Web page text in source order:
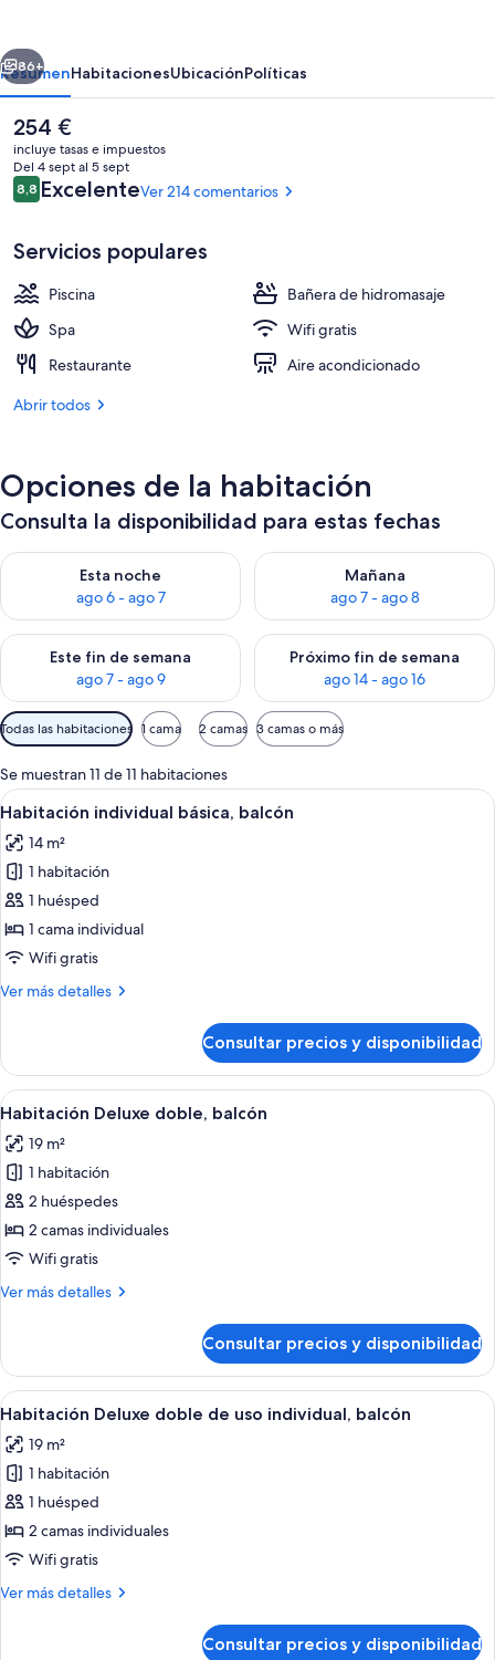
Suites
–
Adults
Only
+16
Playa
Siguiente
86+
ResumenHabitacionesUbicaciónPolíticas
El
precio
actual
es
de
254 €
incluye tasas e impuestos
Del 4 sept al 5 sept
Comentarios
8,88,8 de 10
ExcelenteVer 214 comentarios
Servicios populares
Piscina
Bañera de hidromasaje
Spa
Wifi gratis
Restaurante
Aire acondicionado
Abrir todos
Opciones de la habitación
Consulta la disponibilidad para estas fechas
Esta noche
ago 6 - ago 7
Consulta la disponibilidad para esta noche, ago 6 - ago 7
Mañana
ago 7 - ago 8
Consulta la disponibilidad
Este fin de semana
ago 7 - ago 9
Consulta la disponibilidad para este fin de semana, ago 7 -
Próximo fin de semana
ago 14 - ago 16
Consulta la disponibilidad
Filtros
disponibles
para
las
habitaciones
Todas las habitaciones 1 cama 2 camas 3 camas o más
Se muestran 11 de 11 habitaciones
Abrir
todas
las
fotos
de
Habitación
individual
balcón
Un baño moderno con vestidor,
13
Habitación individual básica, balcón
14 m²
1 habitación
1 huésped
1 cama individual
Wifi gratis
Ver más detalles
Más
individual
básica,
balcón
Consultar precios y disponibilidad
Abrir
todas
las
fotos
de
Habitación
Deluxe
balcón
Habitación de hotel moderna con
10
Habitación Deluxe doble, balcón
19 m²
1 habitación
2 huéspedes
2 camas individuales
Wifi gratis
Ver más detalles
Más
Deluxe
doble,
balcón
Consultar precios y disponibilidad
Abrir
todas
las
fotos
de
Habitación
Deluxe
de
Habitación de hotel moderna con
10
Habitación Deluxe doble de uso individual, balcón
19 m²
1 habitación
1 huésped
2 camas individuales
Wifi gratis
Ver más detalles
Más
Consultar precios y disponibilidad